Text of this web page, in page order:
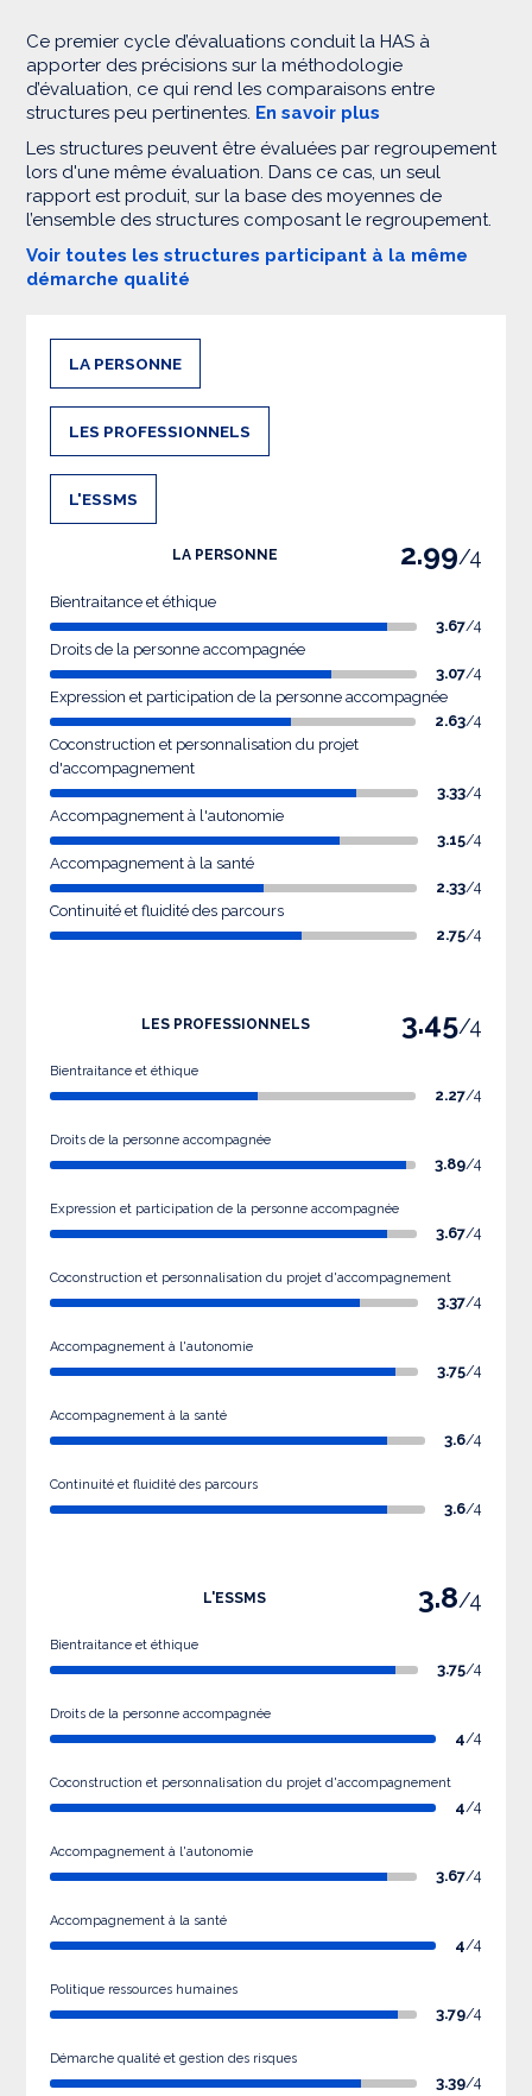
Ce premier cycle d’évaluations conduit la HAS à
apporter des précisions sur la méthodologie
d’évaluation, ce qui rend les comparaisons entre
structures peu pertinentes. En savoir plus
Les structures peuvent être évaluées par regroupement
lors d'une même évaluation. Dans ce cas, un seul
rapport est produit, sur la base des moyennes de
l’ensemble des structures composant le regroupement.
Voir toutes les structures participant à la même
démarche qualité
LA PERSONNE
LES PROFESSIONNELS
L'ESSMS
LA PERSONNE 2.99/4
Bientraitance et éthique
3.67/4
Droits de la personne accompagnée
3.07/4
Expression et participation de la personne accompagnée
2.63/4
Coconstruction et personnalisation du projet
d'accompagnement
3.33/4
Accompagnement à l'autonomie
3.15/4
Accompagnement à la santé
2.33/4
Continuité et fluidité des parcours
2.75/4
LES PROFESSIONNELS 3.45/4
Bientraitance et éthique
2.27/4
Droits de la personne accompagnée
3.89/4
Expression et participation de la personne accompagnée
3.67/4
Coconstruction et personnalisation du projet d'accompagnement
3.37/4
Accompagnement à l'autonomie
3.75/4
Accompagnement à la santé
3.6/4
Continuité et fluidité des parcours
3.6/4
L'ESSMS 3.8/4
Bientraitance et éthique
3.75/4
Droits de la personne accompagnée
4/4
Coconstruction et personnalisation du projet d'accompagnement
4/4
Accompagnement à l'autonomie
3.67/4
Accompagnement à la santé
4/4
Politique ressources humaines
3.79/4
Démarche qualité et gestion des risques
3.39/4